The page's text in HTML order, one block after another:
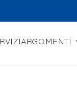
ARGOMENTI